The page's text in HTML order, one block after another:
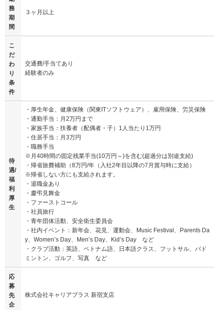
務
期
間
３ヶ月以上
こ
だ
わ
り
条
件
交通費/手当てあり
経験者のみ
待
遇/
福
利
厚
生
・厚生年金、健康保険（関東ITソフトウェア）、雇用保険、労災保険
・通勤手当：月2万円まで
・家族手当：扶養者（配偶者・子）1人当たり1万円
・住居手当：月3万円
・職務手当
※月40時間の固定残業手当(10万円～)を含む(超過分は別途支給)
・帰省旅費補助（8万円/年（入社2年目以降の7月賞与時に支給）
※帰省しない方にも支給されます。
・退職金あり
・慶弔見舞金
・ファーストコール
・社員旅行
・青年団体活動、安全衛生委員会
・社内イベント：新年会、花見、運動会、Music Festival、Parents Da
y、Women’s Day、Men’s Day、Kid’s Day など
・クラブ活動：英語、ベトナム語、日本語クラス、フットサル、バド
ミントン、ゴルフ、写真 など
応
募
先
企
株式会社キャリアプラス 新宿支店